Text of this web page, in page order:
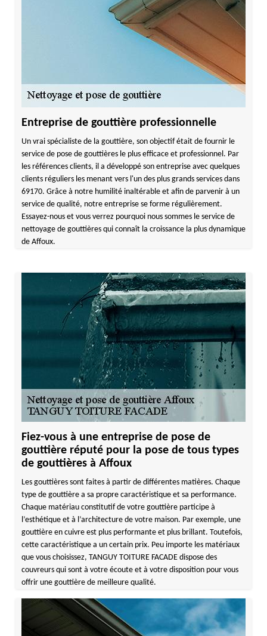
Entreprise de gouttière professionnelle
Un vrai spécialiste de la gouttière, son objectif était de fournir le
service de pose de gouttières le plus efficace et professionnel. Par
les références clients, il a développé son entreprise avec quelques
clients réguliers les menant vers l'un des plus grands services dans
69170. Grâce à notre humilité inaltérable et afin de parvenir à un
service de qualité, notre entreprise se forme régulièrement.
Essayez-nous et vous verrez pourquoi nous sommes le service de
nettoyage de gouttières qui connaît la croissance la plus dynamique
de Affoux.
Fiez-vous à une entreprise de pose de
gouttière réputé pour la pose de tous types
de gouttières à Affoux
Les gouttières sont faites à partir de différentes matières. Chaque
type de gouttière a sa propre caractéristique et sa performance.
Chaque matériau constitutif de votre gouttière participe à
l’esthétique et à l’architecture de votre maison. Par exemple, une
gouttière en cuivre est plus performante et plus brillant. Toutefois,
cette caractéristique a un certain prix. Peu importe les matériaux
que vous choisissez, TANGUY TOITURE FACADE dispose des
couvreurs qui sont à votre écoute et à votre disposition pour vous
offrir une gouttière de meilleure qualité.